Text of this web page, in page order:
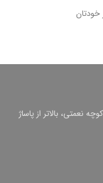
خودتان
نعمتی، بالاتر از پاساژ